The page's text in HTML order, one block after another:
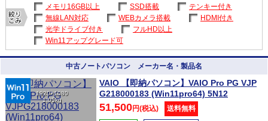
メモリ16GB以上
SSD搭載
テンキー付き
無線LAN対応
WEBカメラ搭載
HDMI付き
光学ドライブ付き
フルHD以上
Win11アップグレード可
中古ノートパソコン メーカー名・製品名
1920×1080
1.05kg
VAIO 【即納パソコン】VAIO Pro PG VJP
G218000183 (Win11pro64) 5N12
51,500円(税込) 送料無料